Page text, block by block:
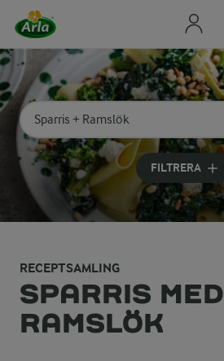
Sök på kategori eller ingrediens
Skriv in sökord för att få förslag
FILTRERA
RECEPTSAMLING
SPARRIS MED
RAMSLÖK